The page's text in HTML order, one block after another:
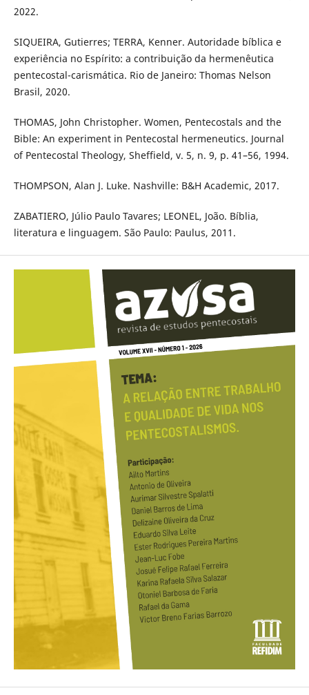
2022.
SIQUEIRA, Gutierres; TERRA, Kenner. Autoridade bíblica e
experiência no Espírito: a contribuição da hermenêutica
pentecostal-carismática. Rio de Janeiro: Thomas Nelson
Brasil, 2020.
THOMAS, John Christopher. Women, Pentecostals and the
Bible: An experiment in Pentecostal hermeneutics. Journal
of Pentecostal Theology, Sheffield, v. 5, n. 9, p. 41–56, 1994.
THOMPSON, Alan J. Luke. Nashville: B&H Academic, 2017.
ZABATIERO, Júlio Paulo Tavares; LEONEL, João. Bíblia,
literatura e linguagem. São Paulo: Paulus, 2011.